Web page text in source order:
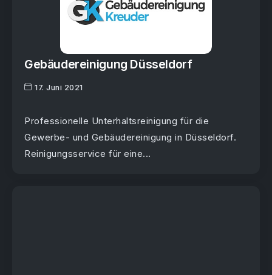
Gebäudereinigung Düsseldorf
17. Juni 2021
Professionelle Unterhaltsreinigung für die
Gewerbe- und Gebäudereinigung in Düsseldorf.
Reinigungsservice für eine...